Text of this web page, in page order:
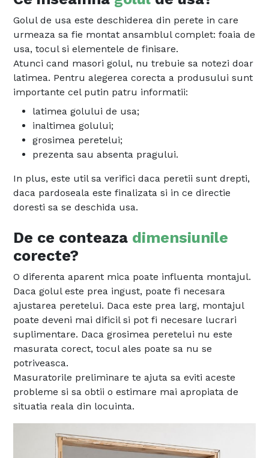
Golul de usa este deschiderea din perete in care
urmeaza sa fie montat ansamblul complet: foaia de
usa, tocul si elementele de finisare.
Atunci cand masori golul, nu trebuie sa notezi doar
latimea. Pentru alegerea corecta a produsului sunt
importante cel putin patru informatii:
latimea golului de usa;
inaltimea golului;
grosimea peretelui;
prezenta sau absenta pragului.
In plus, este util sa verifici daca peretii sunt drepti,
daca pardoseala este finalizata si in ce directie
doresti sa se deschida usa.
De ce conteaza dimensiunile
corecte?
O diferenta aparent mica poate influenta montajul.
Daca golul este prea ingust, poate fi necesara
ajustarea peretelui. Daca este prea larg, montajul
poate deveni mai dificil si pot fi necesare lucrari
suplimentare. Daca grosimea peretelui nu este
masurata corect, tocul ales poate sa nu se
potriveasca.
Masuratorile preliminare te ajuta sa eviti aceste
probleme si sa obtii o estimare mai apropiata de
situatia reala din locuinta.